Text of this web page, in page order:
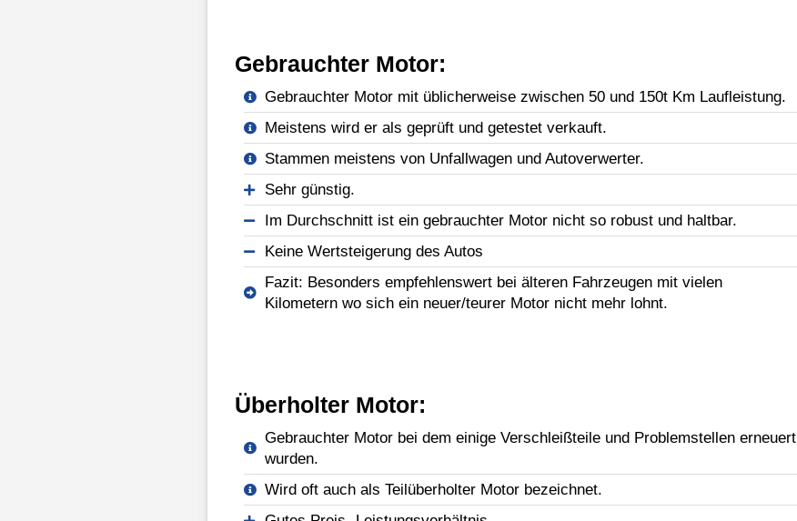
Gebrauchter Motor:
Gebrauchter Motor mit üblicherweise zwischen 50 und 150t Km Laufleistung.
Meistens wird er als geprüft und getestet verkauft.
Stammen meistens von Unfallwagen und Autoverwerter.
Sehr günstig.
Im Durchschnitt ist ein gebrauchter Motor nicht so robust und haltbar.
Keine Wertsteigerung des Autos
Fazit: Besonders empfehlenswert bei älteren Fahrzeugen mit vielen
Kilometern wo sich ein neuer/teurer Motor nicht mehr lohnt.
Überholter Motor:
Gebrauchter Motor bei dem einige Verschleißteile und Problemstellen erneuert
wurden.
Wird oft auch als Teilüberholter Motor bezeichnet.